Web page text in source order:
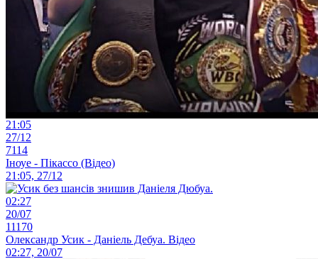
21:05
27/12
7114
Іноуе - Пікассо (Відео)
21:05, 27/12
02:27
20/07
11170
Олександр Усик - Даніель Дебуа. Відео
02:27, 20/07